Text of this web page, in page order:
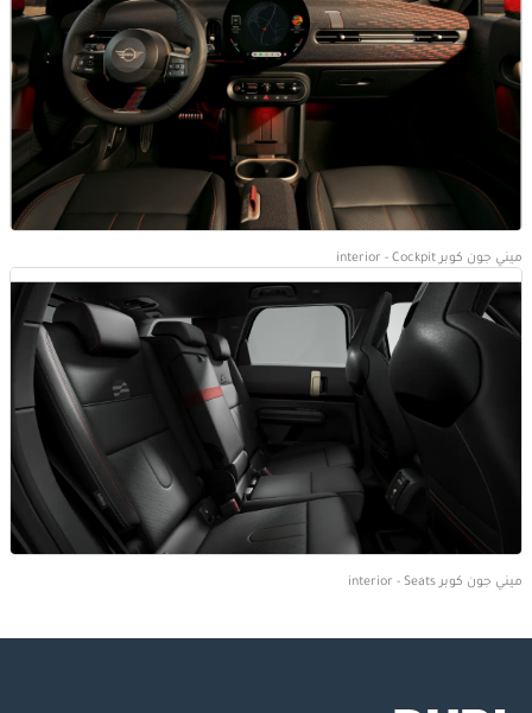
ميني جون كوبر interior - Cockpit
ميني جون كوبر interior - Seats